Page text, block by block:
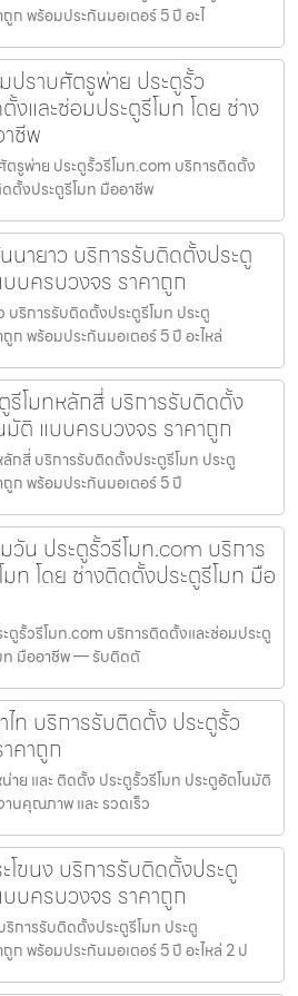
ก พร้อมประกันมอเตอร์ 5 ปี อะไ
ราบศัตรูพ่าย ประตูรั้ว
และซ่อมประตูรีโมท โดย ช่าง
ชีพ
รูพ่าย ประตูรั้วรีโมท.com บริการติดตั้ง
ตั้งประตูรีโมท มืออาชีพ
นายาว บริการรับติดตั้งประตู
บครบวงจร ราคาถูก
ริการรับติดตั้งประตูรีโมท ประตู
ก พร้อมประกันมอเตอร์ 5 ปี อะไหล่
รีโมทหลักสี่ บริการรับติดตั้ง
มัติ แบบครบวงจร ราคาถูก
กสี่ บริการรับติดตั้งประตูรีโมท ประตู
ก พร้อมประกันมอเตอร์ 5 ปี
น ประตูรั้วรีโมท.com บริการ
ท โดย ช่างติดตั้งประตูรีโมท มือ
รั้วรีโมท.com บริการติดตั้งและซ่อมประตู
ท มืออาชีพ — รับติดตั
ท บริการรับติดตั้ง ประตูรั้ว
คาถูก
ย และ ติดตั้ง ประตูรั้วรีโมท ประตูอัตโนมัติ
นคุณภาพ และ รวดเร็ว
โขนง บริการรับติดตั้งประตู
บครบวงจร ราคาถูก
ริการรับติดตั้งประตูรีโมท ประตู
ก พร้อมประกันมอเตอร์ 5 ปี อะไหล่ 2 ป